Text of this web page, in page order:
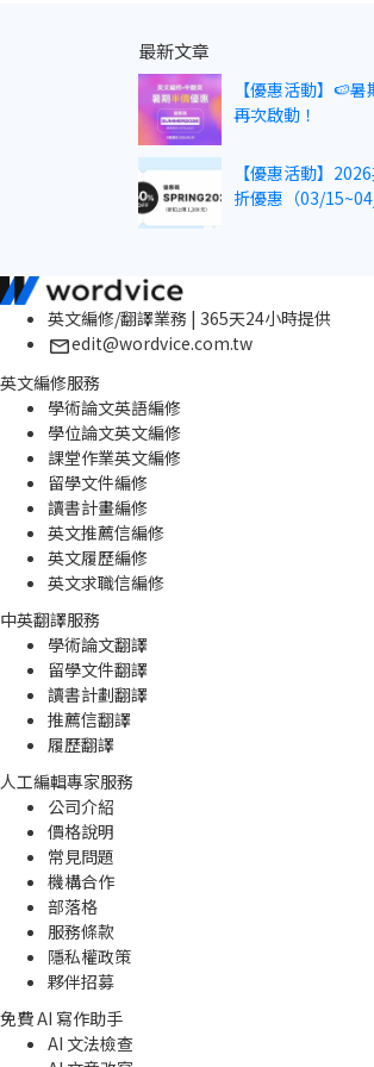
最新文章
【優惠活動】🍉
再次啟動！
【優惠活動】
折優惠（03/15~04/
英文編修/翻譯業務 | 365天24小時提供
edit@wordvice.com.tw
英文編修服務
學術論文英語編修
學位論文英文編修
課堂作業英文編修
留學文件編修
讀書計畫編修
英文推薦信編修
英文履歷編修
英文求職信編修
中英翻譯服務
學術論文翻譯
留學文件翻譯
讀書計劃翻譯
推薦信翻譯
履歷翻譯
人工編輯專家服務
公司介紹
價格說明
常見問題
機構合作
部落格
服務條款
隱私權政策
夥伴招募
免費 AI 寫作助手
AI 文法檢查